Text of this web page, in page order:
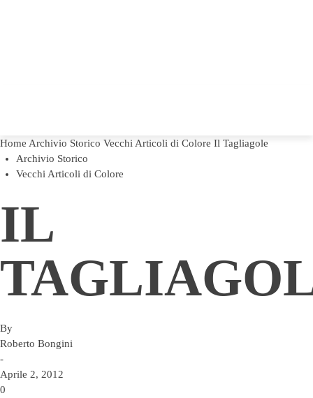
Home Archivio Storico Vecchi Articoli di Colore Il Tagliagole
Archivio Storico
Vecchi Articoli di Colore
IL
By
Roberto Bongini
-
Aprile 2, 2012
0